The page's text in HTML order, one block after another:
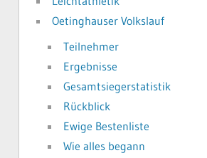
Oetinghauser Volkslauf
Teilnehmer
Ergebnisse
Gesamtsiegerstatistik
Rückblick
Ewige Bestenliste
Wie alles begann